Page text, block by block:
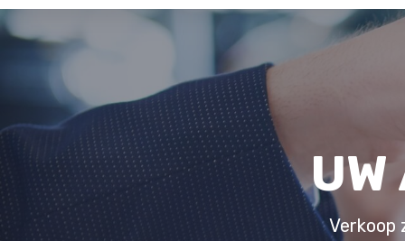
UW
Verkoop